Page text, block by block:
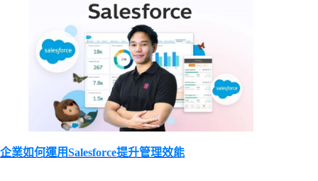
企業如何運用Salesforce提升管理效能